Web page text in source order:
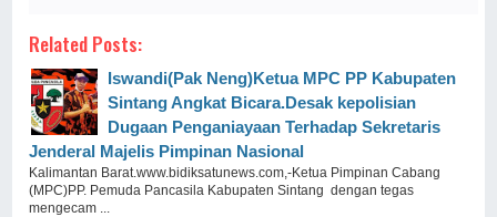
Related Posts:
Iswandi(Pak Neng)Ketua MPC PP Kabupaten
Sintang Angkat Bicara.Desak kepolisian
Dugaan Penganiayaan Terhadap Sekretaris
Jenderal Majelis Pimpinan Nasional
Kalimantan Barat.www.bidiksatunews.com,-Ketua Pimpinan Cabang
(MPC)PP. Pemuda Pancasila Kabupaten Sintang dengan tegas
mengecam ...